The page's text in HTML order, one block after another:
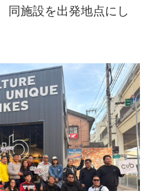
同施設を出発地点にし